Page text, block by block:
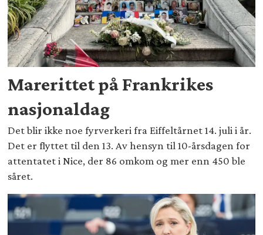
Marerittet på Frankrikes
nasjonaldag
Det blir ikke noe fyrverkeri fra Eiffeltårnet 14. juli i år.
Det er flyttet til den 13. Av hensyn til 10-årsdagen for
attentatet i Nice, der 86 omkom og mer enn 450 ble
såret.